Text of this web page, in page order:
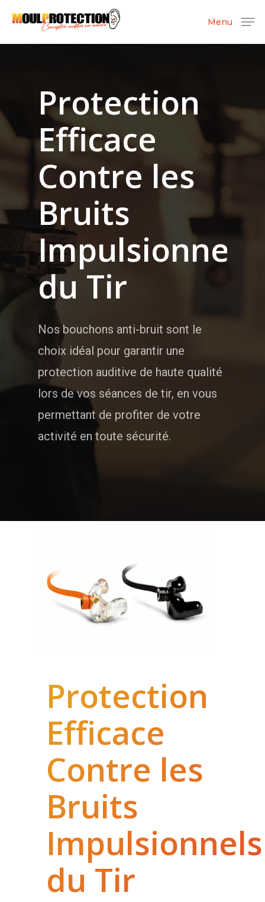
Menu
Protection
Efficace
Contre les
Bruits
Impulsionnels
du Tir
Nos bouchons anti-bruit sont le
choix idéal pour garantir une
protection auditive de haute qualité
lors de vos séances de tir, en vous
permettant de profiter de votre
activité en toute sécurité.
Protection
Efficace
Contre les
Bruits
Impulsionnels
du Tir